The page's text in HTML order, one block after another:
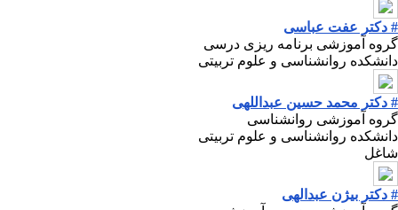
# دکتر عفت عباسی
گروه آموزشی برنامه ریزی درسی
دانشکده روانشناسی و علوم تربیتی
# دکتر محمد حسین عبداللهی
گروه آموزشی روانشناسی
دانشکده روانشناسی و علوم تربیتی
شاغل
# دکتر بیژن عبدالهی